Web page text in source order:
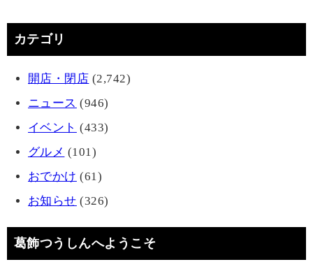
カテゴリ
開店・閉店 (2,742)
ニュース (946)
イベント (433)
グルメ (101)
おでかけ (61)
お知らせ (326)
葛飾つうしんへようこそ